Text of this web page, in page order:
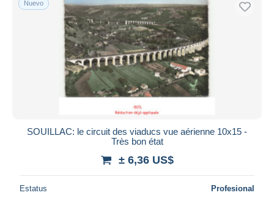
Nuevo
SOUILLAC: le circuit des viaducs vue aérienne 10x15 -
Très bon état
± 6,36 US$
Estatus Profesional